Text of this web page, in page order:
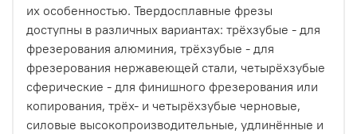
их особенностью. Твердосплавные фрезы
доступны в различных вариантах: трёхзубые - для
фрезерования алюминия, трёхзубые - для
фрезерования нержавеющей стали, четырёхзубые
сферические - для финишного фрезерования или
копирования, трёх- и четырёхзубые черновые,
силовые высокопроизводительные, удлинённые и